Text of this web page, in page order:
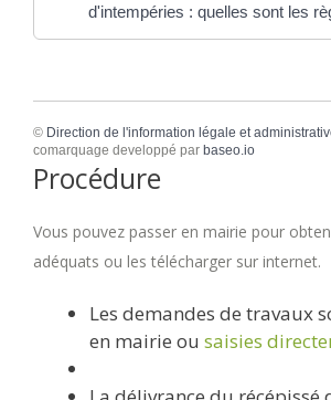
d'intempéries : quelles sont les
© Direction de l'information légale et
comarquage developpé par baseo.io
Procédure
Vous pouvez passer en mairie pour
adéquats ou les télécharger sur internet.
Les demandes de travaux
en mairie ou saisies